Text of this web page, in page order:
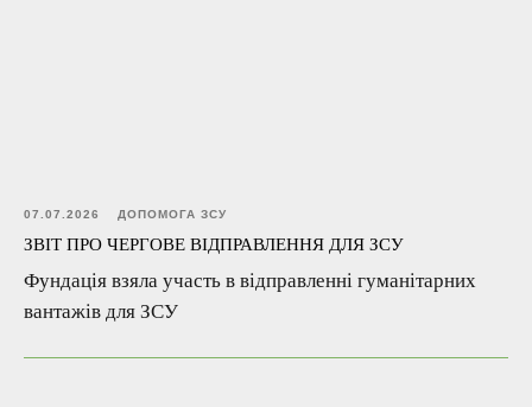
07.07.2026 ДОПОМОГА ЗСУ
ЗВІТ ПРО ЧЕРГОВЕ ВІДПРАВЛЕННЯ ДЛЯ ЗСУ
Фундація взяла участь в відправленні гуманітарних
вантажів для ЗСУ